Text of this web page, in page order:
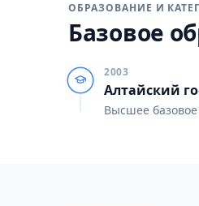
ОБРАЗОВАНИЕ И
Базовое
2003
Алтайский
Высшее